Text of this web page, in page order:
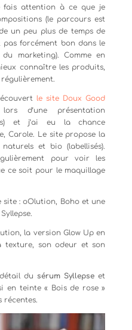
fais attention à ce que je
(le parcours est
un peu plus de temps de
pas forcément bon dans le
marketing). Comme en
connaître les produits,
le site Doux Good
d’une présentation
et j’ai eu la chance
Carole. Le site propose la
et bio (labellisés).
pour voir les
ce soit pour le maquillage
site : oOlution, Boho et une
la version Glow Up en
texture, son odeur et son
détail dusérum Syllepse et
en teinte « Bois de rose »
récentes.